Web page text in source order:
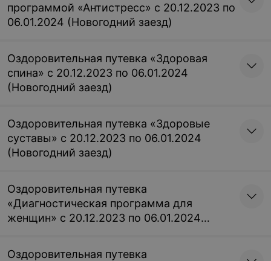
программой «Антистресс» с 20.12.2023 по
06.01.2024 (Новогодний заезд)
Оздоровительная путевка «Здоровая
спина» с 20.12.2023 по 06.01.2024
(Новогодний заезд)
Оздоровительная путевка «Здоровые
суставы» с 20.12.2023 по 06.01.2024
(Новогодний заезд)
Оздоровительная путевка
«Диагностическая программа для
женщин» с 20.12.2023 по 06.01.2024
Оздоровительная путевка